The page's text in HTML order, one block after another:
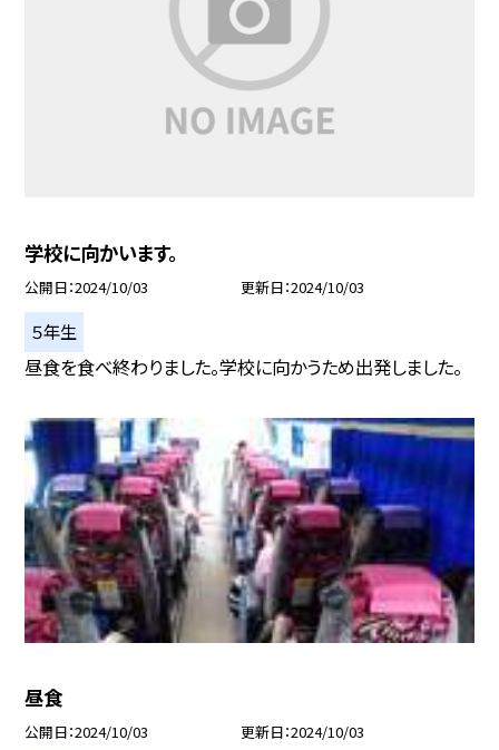
学校に向かいます。
公開日 2024/10/03 更新日 2024/10/03
５年生
昼食を食べ終わりました。学校に向かうため出発しました。
昼食
公開日 2024/10/03 更新日 2024/10/03